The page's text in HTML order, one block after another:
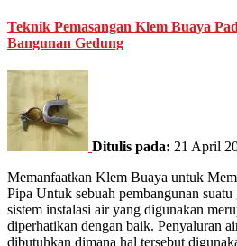
Teknik Pemasangan Klem Buaya
Bangunan Gedung
Ditulis pada: 21 April
Memanfaatkan Klem Buaya untuk
Pipa Untuk sebuah pembangunan
sistem instalasi air yang digunakan
diperhatikan dengan baik. Penyaluran
dibutuhkan dimana hal tersebut